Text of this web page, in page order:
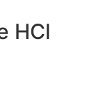
HCl